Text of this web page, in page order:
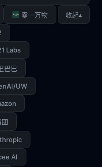
零一万物
Labs
巴巴
UW
AI
收起▴